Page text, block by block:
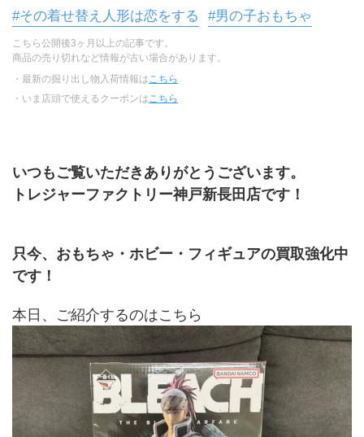
#その着せ替え人形は恋をする
#男の子おもちゃ
こちら公開後3ヶ月以上の記事です。
商品の売り切れなど情報が古い場合があります。
・最新の掘り出し物入荷情報は こちら
・いま店頭で使えるクーポンは こちら
いつもご覧いただきありがとうございます。
トレジャーファクトリー神戸新長田店です！
只今、おもちゃ・ホビー・フィギュアの買取強化中
です！
本日、ご紹介するのはこちら